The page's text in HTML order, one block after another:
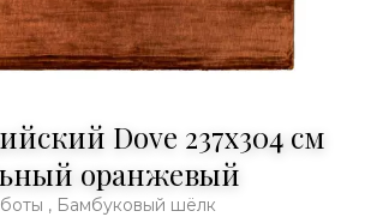
Dove 237x304 см
оранжевый
, Бамбуковый шёлк